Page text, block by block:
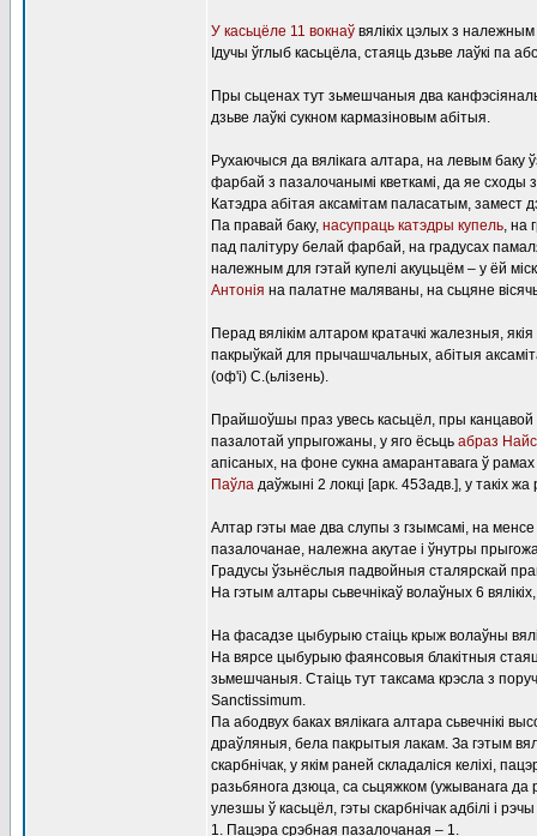
У касьцёле 11 вокнаў вялікіх цэлых з
Ідучы ўглыб касьцёла, стаяць дзьве лаўкі па
Пры сьценах тут зьмешчаныя два
дзьве лаўкі сукном кармазіновым абітыя.
Рухаючыся да вялікага алтара, на левым
фарбай з пазалочанымі кветкамі, да яе сходы
Катэдра абітая аксамітам паласатым,
Па правай баку, насупраць катэдры купель, на
пад палітуру белай фарбай, на градусах
належным для гэтай купелі акуцьцём – у ёй
Антонія на палатне маляваны, на сьцяне
Перад вялікім алтаром кратачкі жалезныя,
пакрыўкай для прычашчальных, абітыя
(оф'і) С.(ьлізень).
Прайшоўшы праз увесь касьцёл, пры
пазалотай упрыгожаны, у яго ёсьць абраз
апісаных, на фоне сукна амарантавага ў
Паўла даўжыні 2 локці [арк. 453адв.], у такіх жа
Алтар гэты мае два слупы з гзымсамі, на
пазалочанае, належна акутае і ўнутры
Градусы ўзьнёслыя падвойныя сталярскай
На гэтым алтары сьвечнікаў волаўных 6
На фасадзе цыбурыю стаіць крыж волаўны
На вярсе цыбурыю фаянсовыя блакітныя стаяць
зьмешчаныя. Стаіць тут таксама крэсла з
Sanctissimum.
Па абодвух баках вялікага алтара сьвечнікі
драўляныя, бела пакрытыя лакам. За гэтым
скарбнічак, у якім раней складаліся келіхі,
разьбянога дзюца, са сьцяжком (ужыванага да
улезшы ў касьцёл, гэты скарбнічак адбілі і
1. Пацэра срэбная пазалочаная – 1.